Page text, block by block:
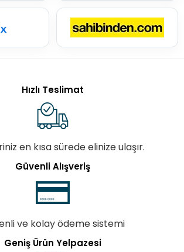
Hızlı Teslimat
en kısa sürede elinize ulaşır.
Güvenli Alışveriş
ve kolay ödeme sistemi
Geniş Ürün Yelpazesi